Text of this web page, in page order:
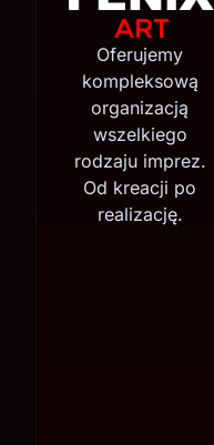
Oferujemy
kompleksową
organizacją
wszelkiego
rodzaju imprez.
Od kreacji po
realizację.